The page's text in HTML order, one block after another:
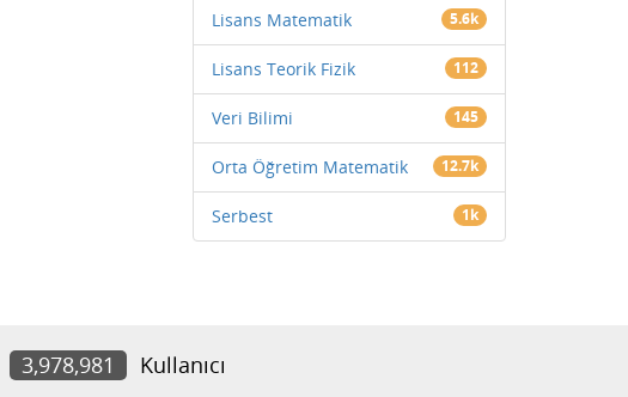
Lisans Matematik 5.6k
Lisans Teorik Fizik 112
Veri Bilimi 145
Orta Öğretim Matematik 12.7k
Serbest 1k
3,978,981 Kullanıcı